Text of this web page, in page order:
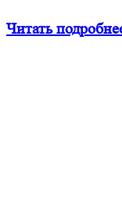
Читать